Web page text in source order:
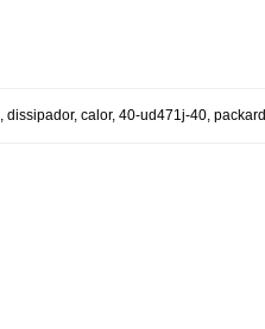
, dissipador, calor, 40-ud471j-40, packard